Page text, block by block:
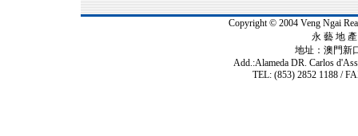
Copyright © 2004 Veng Ngai
永 藝 地
地址：澳門新
Add.:Alameda DR. Carlos
TEL: (853) 2852 1188 /